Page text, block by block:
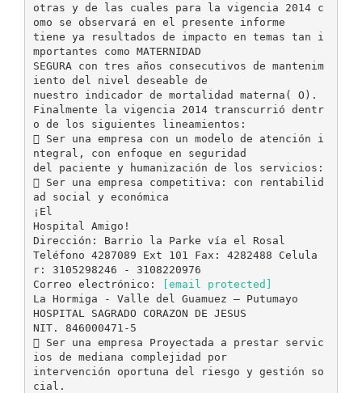
otras y de las cuales para la vigencia 2014 c
omo se observará en el presente informe
tiene ya resultados de impacto en temas tan i
mportantes como MATERNIDAD
SEGURA con tres años consecutivos de mantenim
iento del nivel deseable de
nuestro indicador de mortalidad materna( O).
Finalmente la vigencia 2014 transcurrió dentr
o de los siguientes lineamientos:
 Ser una empresa con un modelo de atención i
ntegral, con enfoque en seguridad
del paciente y humanización de los servicios:
 Ser una empresa competitiva: con rentabilid
ad social y económica
¡El
Hospital Amigo!
Dirección: Barrio la Parke vía el Rosal
Teléfono 4287089 Ext 101 Fax: 4282488 Celula
r: 3105298246 - 3108220976
Correo electrónico:
[email protected]
La Hormiga - Valle del Guamuez – Putumayo
HOSPITAL SAGRADO CORAZON DE JESUS
NIT. 846000471-5
 Ser una empresa Proyectada a prestar servic
ios de mediana complejidad por
intervención oportuna del riesgo y gestión so
cial.